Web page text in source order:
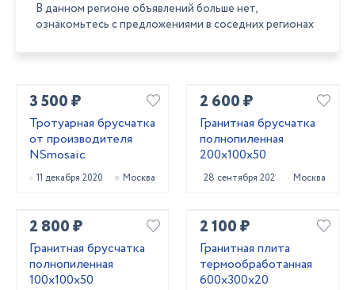
В данном регионе объявлений больше нет,
ознакомьтесь с предложениями в соседних регионах
3 500 ₽
Тротуарная брусчатка
от производителя
NSmosaic
11 декабря 2020 Москва
2 600 ₽
Гранитная брусчатка
полнопиленная
200х100х50
28 сентября 2021 Москва
2 800 ₽
Гранитная брусчатка
полнопиленная
100х100х50
2 100 ₽
Гранитная плита
термообработанная
600х300х20